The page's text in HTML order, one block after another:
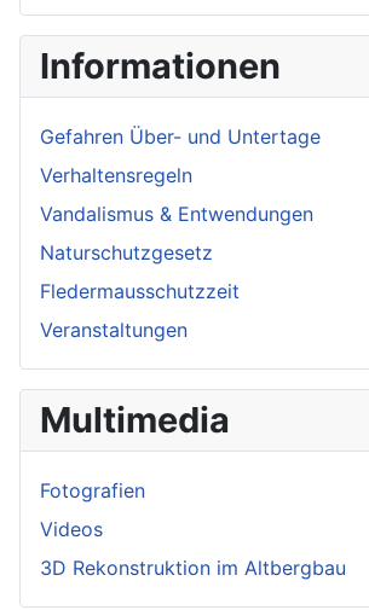
Informationen
Gefahren Über- und Untertage
Verhaltensregeln
Vandalismus & Entwendungen
Naturschutzgesetz
Fledermausschutzzeit
Veranstaltungen
Multimedia
Fotografien
Videos
3D Rekonstruktion im Altbergbau